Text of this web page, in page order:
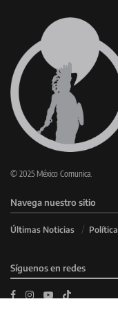
© 2025 México Comunica.
Navega nuestro sitio
Últimas Noticias Política
Síguenos en redes